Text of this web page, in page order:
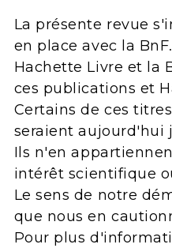
La présente revue
en place avec la BnF.
Hachette Livre et la
ces publications et
Certains de ces
seraient aujourd'hui
Ils n'en
intérêt scientifique
Le sens de notre
que nous en
Pour plus